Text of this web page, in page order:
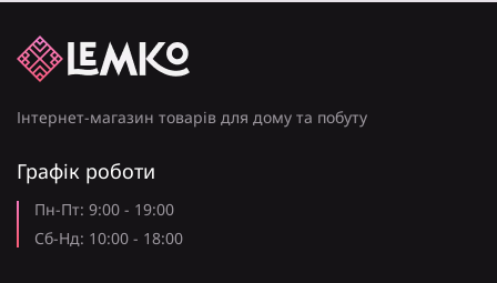
Інтернет-магазин товарів для дому та побуту
Графік роботи
Пн-Пт: 9:00 - 19:00
Сб-Нд: 10:00 - 18:00